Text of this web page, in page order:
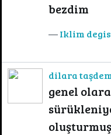
bezdim
Iklim
dilara
genel